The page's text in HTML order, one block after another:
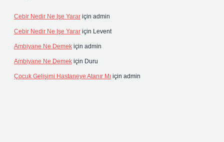
Cebir Nedir Ne Işe Yarar için admin
Cebir Nedir Ne Işe Yarar için Levent
Ambiyane Ne Demek için admin
Ambiyane Ne Demek için Duru
Çocuk Gelişimi Hastaneye Atanır Mı için admin